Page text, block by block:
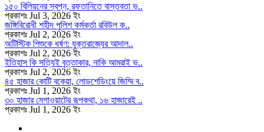
১৫০ বিলিয়নের স্বপ্ন, রফতানিতে বাস্তবতা ভ..
প্রকাশঃ Jul 3, 2026 ইং
জঙ্গিবিরোধী শহীদ পুলিশ কর্মকর্তা রবিউল ক..
প্রকাশঃ Jul 2, 2026 ইং
অটিস্টিক শিশুকে ধর্ষণ: যুক্তরাজ্যের আদাল..
প্রকাশঃ Jul 2, 2026 ইং
ইতিহাস কি সত্যিই বৃত্তাকার, নাকি আমরাই ভ..
প্রকাশঃ Jul 2, 2026 ইং
৪৫ হাজার কোটি বকেয়া, লোডশেডিংয়ে জিম্মি ব..
প্রকাশঃ Jul 1, 2026 ইং
৩০ হাজার মেগাওয়াটের রূপকথা, ১৬ হাজারেই ..
প্রকাশঃ Jul 1, 2026 ইং